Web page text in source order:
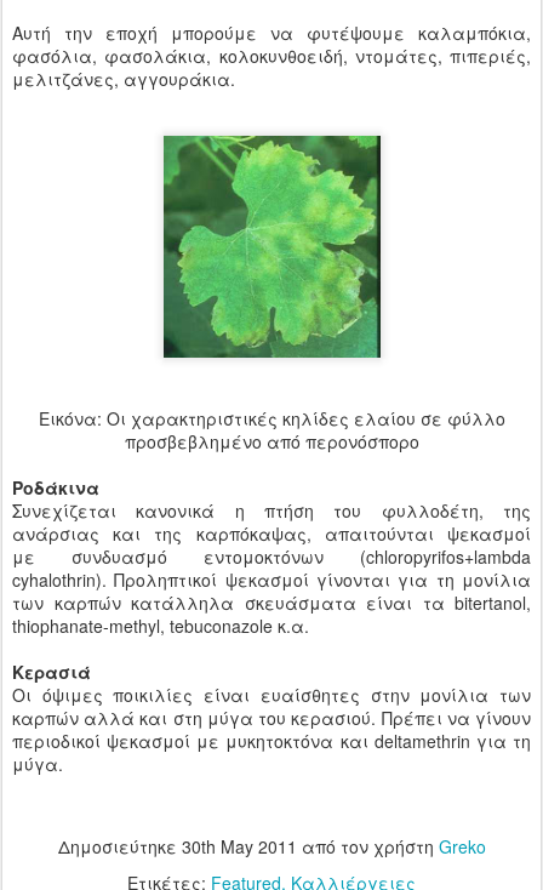
Αυτή την εποχή μπορούμε να φυτέψουμε καλαμπόκια,
φασόλια, φασολάκια, κολοκυνθοειδή, ντομάτες, πιπεριές,
μελιτζάνες, αγγουράκια.
Εικόνα: Οι χαρακτηριστικές κηλίδες ελαίου σε φύλλο
προσβεβλημένο από περονόσπορο
Ροδάκινα
Συνεχίζεται κανονικά η πτήση του φυλλοδέτη, της
ανάρσιας και της καρπόκαψας, απαιτούνται ψεκασμοί
με συνδυασμό εντομοκτόνων (chloropyrifos+lambda
cyhalothrin). Προληπτικοί ψεκασμοί γίνονται για τη μονίλια
των καρπών κατάλληλα σκευάσματα είναι τα bitertanol,
thiophanate-methyl, tebuconazole κ.α.
Κερασιά
Οι όψιμες ποικιλίες είναι ευαίσθητες στην μονίλια των
καρπών αλλά και στη μύγα του κερασιού. Πρέπει να γίνουν
περιοδικοί ψεκασμοί με μυκητοκτόνα και deltamethrin για τη
μύγα.
Δημοσιεύτηκε 30th May 2011 από τον χρήστη Greko
Ετικέτες: Featured Καλλιέργειες